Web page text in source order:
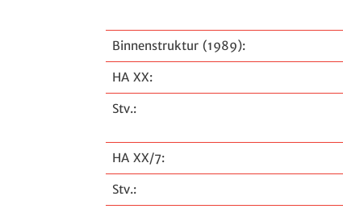
Binnenstruktur (1989):
HA XX:
Stv.:
HA XX/7:
Stv.: